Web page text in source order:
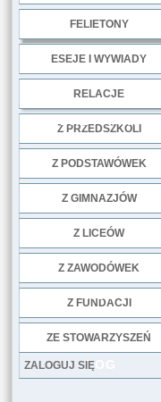
FELIETONY
ESEJE I WYWIADY
RELACJE
Z PRZEDSZKOLI
Z PODSTAWÓWEK
Z GIMNAZJÓW
Z LICEÓW
Z ZAWODÓWEK
Z FUNDACJI
ZE STOWARZYSZEŃ
LOG
ZALOGUJ SIĘ